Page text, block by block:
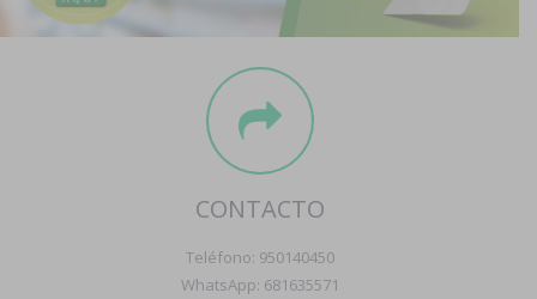
Boletín
CONTACTO
Teléfono: 950140450
WhatsApp: 681635571